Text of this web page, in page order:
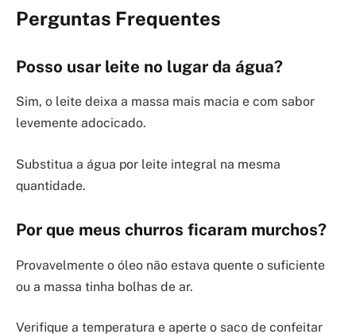
Perguntas Frequentes
Posso usar leite no lugar da água?
Sim, o leite deixa a massa mais macia e com sabor
levemente adocicado.
Substitua a água por leite integral na mesma
quantidade.
Por que meus churros ficaram murchos?
Provavelmente o óleo não estava quente o suficiente
ou a massa tinha bolhas de ar.
Verifique a temperatura e aperte o saco de confeitar